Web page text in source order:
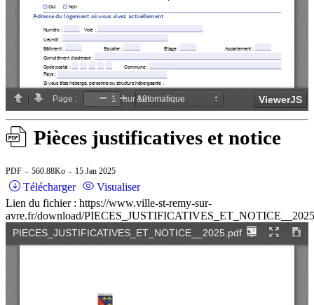
Pièces justificatives et notice
PDF 560.88Ko 15 Jan 2025
Télécharger
Visualiser
Lien du fichier : https://www.ville-st-remy-sur-
avre.fr/download/